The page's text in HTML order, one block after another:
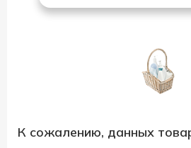
К сожалению, данных